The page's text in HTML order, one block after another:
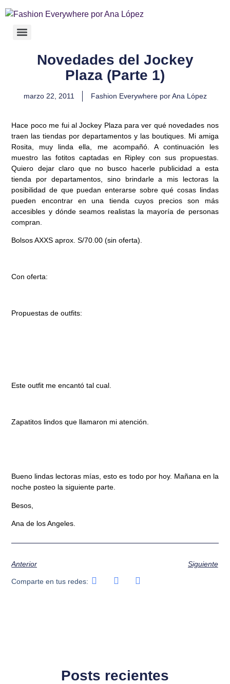
Novedades del Jockey
Plaza (Parte 1)
marzo 22, 2011 Fashion Everywhere por Ana López
Hace poco me fui al Jockey Plaza para ver qué novedades nos
traen las tiendas por departamentos y las boutiques. Mi amiga
Rosita, muy linda ella, me acompañó. A continuación les
muestro las fotitos captadas en Ripley con sus propuestas.
Quiero dejar claro que no busco hacerle publicidad a esta
tienda por departamentos, sino brindarle a mis lectoras la
posibilidad de que puedan enterarse sobre qué cosas lindas
pueden encontrar en una tienda cuyos precios son más
accesibles y dónde seamos realistas la mayoría de personas
compran.
Bolsos AXXS aprox. S/70.00 (sin oferta).
Con oferta:
Propuestas de outfits:
Este outfit me encantó tal cual.
Zapatitos lindos que llamaron mi atención.
Bueno lindas lectoras mías, esto es todo por hoy. Mañana en la
noche posteo la siguiente parte.
Besos,
Ana de los Angeles.
Anterior Siguiente
Comparte en tus redes:
Posts recientes